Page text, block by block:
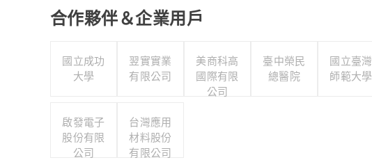
合作夥伴＆企業用戶
國立成功
大學
翌實實業
有限公司
美商科高
國際有限
公司
臺中榮民
總醫院
國立臺灣
師範大學
啟發電子
股份有限
公司
台灣應用
材料股份
有限公司